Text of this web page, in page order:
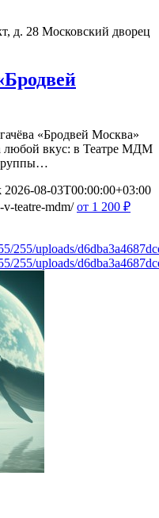
д. 28 Московский дворец
«Бродвей Москва»
любой вкус: в Театре МДМ
2026-08-03T00:00:00+03:00
teatre-mdm/ от 1 200 ₽
255/uploads/
255/uploads/